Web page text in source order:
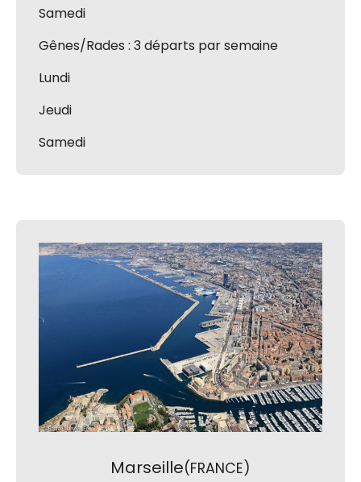
Samedi
Gênes/Rades : 3 départs par semaine
Lundi
Jeudi
Samedi
Marseille(FRANCE)